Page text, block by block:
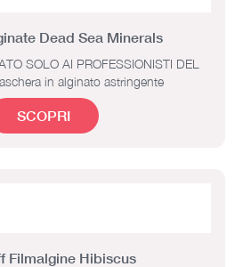
Dead Sea Minerals
SOLO AI PROFESSIONISTI DEL
in alginato astringente
SCOPRI
Filmalgine Hibiscus